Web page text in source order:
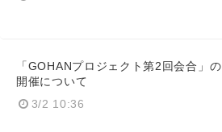
「GOHANプロジェクト第2回会合」の
開催について
3/2 10:36